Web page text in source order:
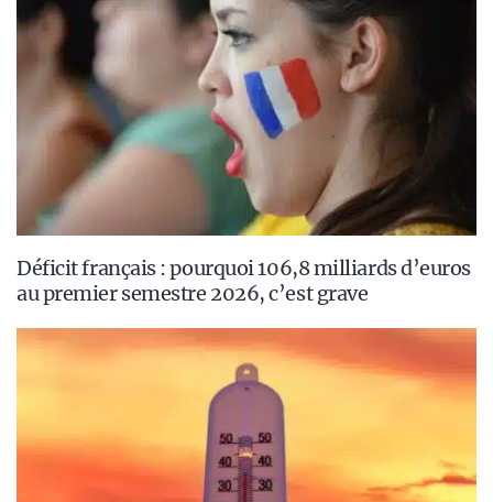
Déficit français : pourquoi 106,8 milliards d’euros
au premier semestre 2026, c’est grave